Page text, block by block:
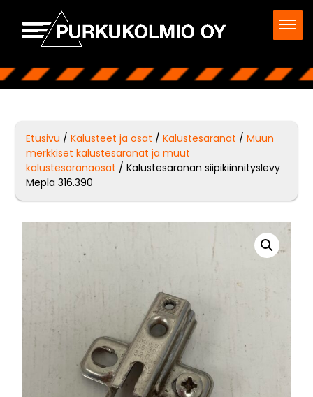
Etusivu /Kalusteet ja osat /Kalustesaranat /Muun
merkkiset kalustesaranat ja muut
kalustesaranaosat / Kalustesaranan siipikiinnityslevy
Mepla 316.390